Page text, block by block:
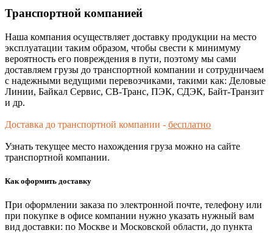
Транспортной компанией
Наша компания осуществляет доставку продукции на место
эксплуатации таким образом, чтобы свести к минимуму
вероятность его повреждения в пути, поэтому мы сами
доставляем грузы до транспортной компании и сотрудничаем
с надежными ведущими перевозчиками, такими как: Деловые
Линии, Байкал Сервис, СВ-Транс, ПЭК, СДЭК, Байт-Транзит
и др.
Доставка до транспортной компании - бесплатно
Узнать текущее место нахождения груза можно на сайте
транспортной компании.
Как оформить доставку
При оформлении заказа по электронной почте, телефону или
при покупке в офисе компании нужно указать нужный вам
вид доставки: по Москве и Московской области, до пункта